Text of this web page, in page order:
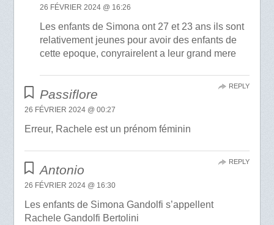
26 FÉVRIER 2024 @ 16:26
Les enfants de Simona ont 27 et 23 ans ils sont
relativement jeunes pour avoir des enfants de
cette epoque, conyrairelent a leur grand mere
Passiflore
26 FÉVRIER 2024 @ 00:27
Erreur, Rachele est un prénom féminin
REPLY
Antonio
26 FÉVRIER 2024 @ 16:30
Les enfants de Simona Gandolfi s’appellent
Rachele Gandolfi Bertolini
REPLY